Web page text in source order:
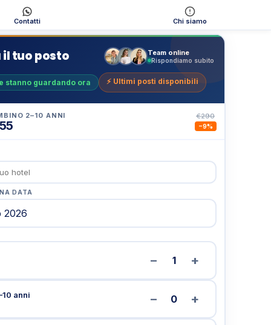
Contatti Chi siamo
il tuo posto Team online
Rispondiamo subito
stanno guardando ora ⚡ Ultimi posti disponibili
2–10 ANNI €290
−9%
DATA
− 1 +
anni − 0 +